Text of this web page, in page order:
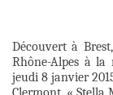
Découvert à
Rhône-Alpes à la
jeudi 8 janvier